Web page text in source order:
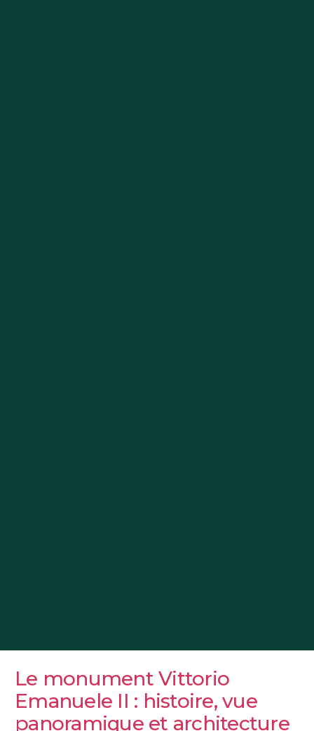
Le monument Vittorio
Emanuele II : histoire, vue
panoramique et architecture